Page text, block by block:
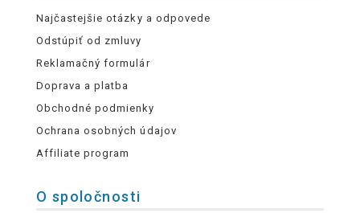
Najčastejšie otázky a odpovede
Odstúpiť od zmluvy
Reklamačný formulár
Doprava a platba
Obchodné podmienky
Ochrana osobných údajov
Affiliate program
O spoločnosti